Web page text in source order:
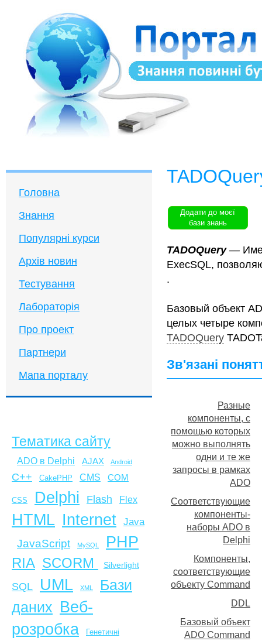
Головна
Знання
Популярні курси
Архів новин
Тестування
Лабораторія
Про проект
Партнери
Мапа порталу
Тематика сайту
ADO в Delphi AJAX Android
C++ CakePHP CMS COM
CSS Delphi Flash Flex
HTML Internet Java
JavaScript MySQL PHP
RIA SCORM Silverlight
SQL UML XML
Бази
даних Веб-
розробка
Генетичні
Додати до моєї
бази знань
TADOQuery—
ExecSQL,
.
Базовый объект
целых четыре
TADOQuery
Зв'язані
Разные
компоненты, с
помощью которых
можно выполнять
одни и те же
запросы в рамках
ADO
Соответствующие
компоненты-
наборы ADO в
Delphi
Компоненты,
соответствующие
объекту Command
DDL
Базовый объект
ADO Command